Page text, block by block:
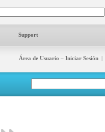
Support
Área de Usuario – Iniciar Sesión |